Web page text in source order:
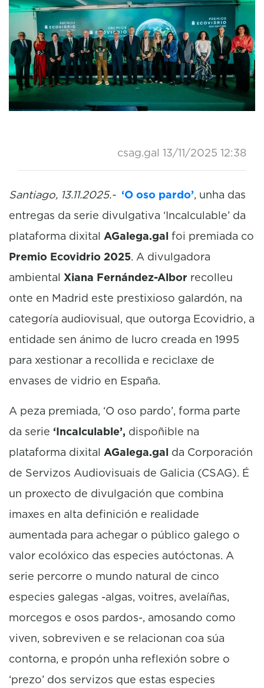
csag.gal 13/11/2025 12:38
Santiago, 13.11.2025.- ‘O oso pardo’, unha das
entregas da serie divulgativa ‘Incalculable’ da
plataforma dixital AGalega.gal foi premiada co
Premio Ecovidrio 2025. A divulgadora
ambiental Xiana Fernández-Albor recolleu
onte en Madrid este prestixioso galardón, na
categoría audiovisual, que outorga Ecovidrio, a
entidade sen ánimo de lucro creada en 1995
para xestionar a recollida e reciclaxe de
envases de vidrio en España.
A peza premiada, ‘O oso pardo’, forma parte
da serie ‘Incalculable’, dispoñible na
plataforma dixital AGalega.gal da Corporación
de Servizos Audiovisuais de Galicia (CSAG). É
un proxecto de divulgación que combina
imaxes en alta definición e realidade
aumentada para achegar o público galego o
valor ecolóxico das especies autóctonas. A
serie percorre o mundo natural de cinco
especies galegas -algas, voitres, avelaíñas,
morcegos e osos pardos-, amosando como
viven, sobreviven e se relacionan coa súa
contorna, e propón unha reflexión sobre o
‘prezo’ dos servizos que estas especies